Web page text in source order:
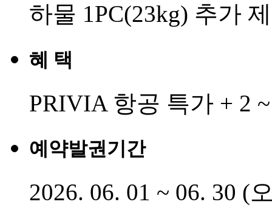
하물 1PC(23kg) 추가
혜 택
PRIVIA 항공 특가 + 2
예약발권기간
2026. 06. 01 ~ 06. 30 (